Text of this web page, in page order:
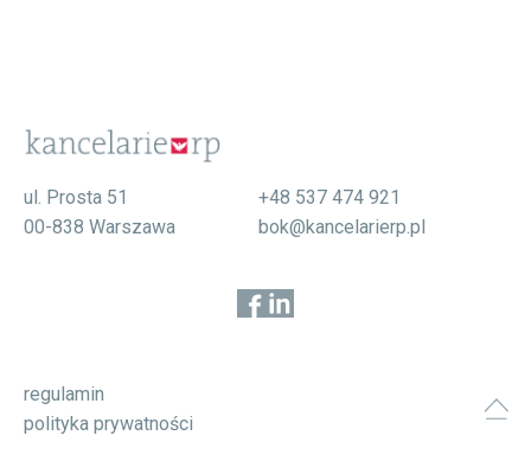
ul. Prosta 51
00-838 Warszawa
+48 537 474 921
bok@kancelarierp.pl
regulamin
polityka prywatności